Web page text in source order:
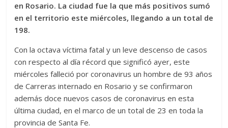
en Rosario. La ciudad fue la que más positivos sumó
en el territorio este miércoles, llegando a un total de
198.
Con la octava víctima fatal y un leve descenso de casos
con respecto al día récord que significó ayer, este
miércoles falleció por coronavirus un hombre de 93 años
de Carreras internado en Rosario y se confirmaron
además doce nuevos casos de coronavirus en esta
última ciudad, en el marco de un total de 23 en toda la
provincia de Santa Fe.